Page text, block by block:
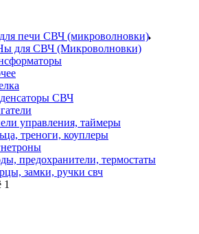
печи СВЧ (микроволновки)
для СВЧ (Микроволновки)
СВЧ
управления, таймеры
треноги, коуплеры
предохранители, термостаты
замки, ручки свч